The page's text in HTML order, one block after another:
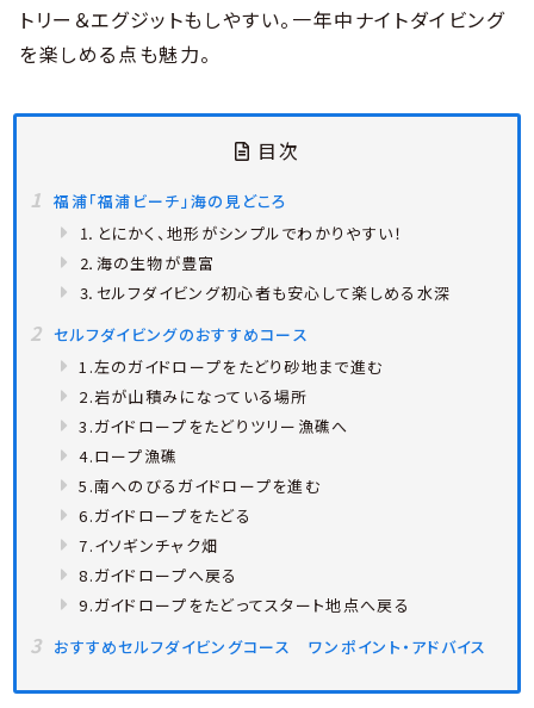
トリー＆エグジットもしやすい。一年中ナイトダイビング
を楽しめる点も魅力。
目次
福浦「福浦ビーチ」海の見どころ
⒈とにかく、地形がシンプルでわかりやすい！
⒉海の生物が豊富
⒊セルフダイビング初心者も安心して楽しめる水深
セルフダイビングのおすすめコース
1.左のガイドロープをたどり砂地まで進む
2.岩が山積みになっている場所
3.ガイドロープをたどりツリー漁礁へ
4.ロープ漁礁
5.南へのびるガイドロープを進む
6.ガイドロープをたどる
7.イソギンチャク畑
8.ガイドロープへ戻る
9.ガイドロープをたどってスタート地点へ戻る
おすすめセルフダイビングコース ワンポイント・アドバイス